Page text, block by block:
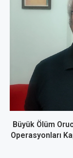
Büyük Ölüm
Operasyonları